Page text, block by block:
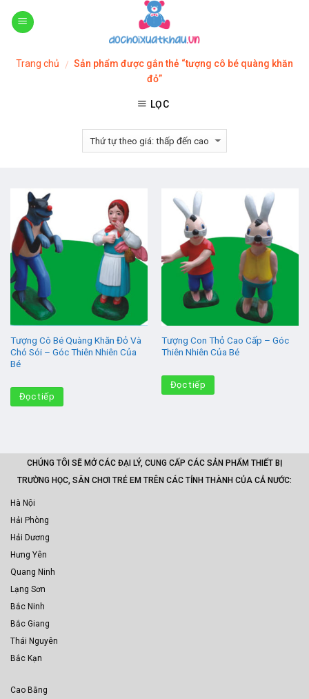
Skip
Trang chủ / Sản phẩm được gắn thẻ “tượng cô bé quàng khăn
đỏ”
LỌC
Tượng Cô Bé Quàng Khăn Đỏ Và
Chó Sói – Góc Thiên Nhiên Của
Bé
Đọc tiếp
Tượng Con Thỏ Cao Cấp – Góc
Thiên Nhiên Của Bé
Đọc tiếp
CHÚNG TÔI SẼ MỞ CÁC ĐẠI LÝ, CUNG CẤP CÁC SẢN PHẨM THIẾT BỊ
TRƯỜNG HỌC, SÂN CHƠI TRẺ EM TRÊN CÁC TỈNH THÀNH CỦA CẢ NƯỚC:
Hà Nội
Hải Phòng
Hải Dương
Hưng Yên
Quang Ninh
Lạng Sơn
Bắc Ninh
Bắc Giang
Thái Nguyên
Bắc Kạn
Cao Bằng